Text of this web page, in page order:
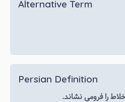
Alternative Term
Persian Definition
را فرومی نشاند.